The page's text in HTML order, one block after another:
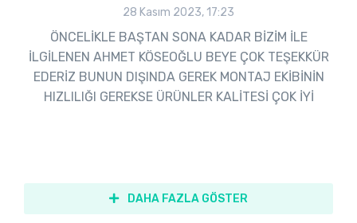
28 Kasım 2023, 17:23
ÖNCELİKLE BAŞTAN SONA KADAR BİZİM İLE
İLGİLENEN AHMET KÖSEOĞLU BEYE ÇOK TEŞEKKÜR
EDERİZ BUNUN DIŞINDA GEREK MONTAJ EKİBİNİN
HIZLILIĞI GEREKSE ÜRÜNLER KALİTESİ ÇOK İYİ
DAHA FAZLA GÖSTER